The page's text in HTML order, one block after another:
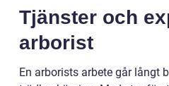
Tjänster och
arborist
En arborists arbete går långt